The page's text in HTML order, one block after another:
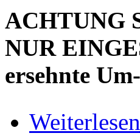
ACHTUNG
NUR
ersehnte
Weiterlesen